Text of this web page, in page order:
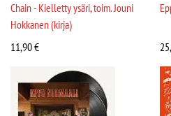
Chain - Kielletty ysäri, toim. Jouni
Hokkanen (kirja)
11,90€